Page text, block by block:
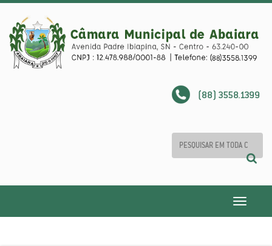
(88) 3558.1399
Toggle